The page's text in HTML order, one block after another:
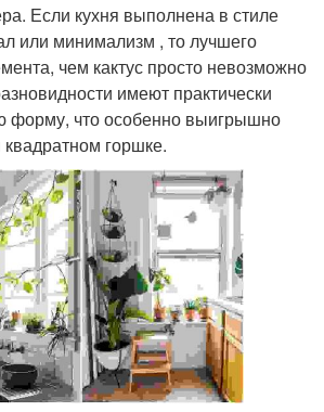
Если кухня выполнена в стиле
или минимализм , то лучшего
чем кактус просто невозможно
имеют практически
форму, что особенно выигрышно
горшке.